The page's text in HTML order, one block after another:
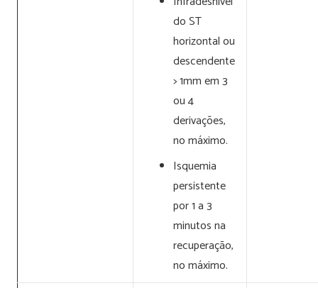
do ST
horizontal ou
descendente
> 1mm em 3
ou 4
derivações,
no máximo.
Isquemia
persistente
por 1 a 3
minutos na
recuperação,
no máximo.